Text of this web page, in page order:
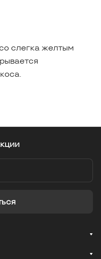
слегка желтым